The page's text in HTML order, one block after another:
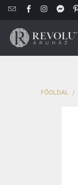
FŐOLDAL /